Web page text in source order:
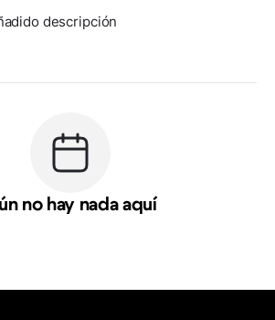
descripción
no hay nada aquí